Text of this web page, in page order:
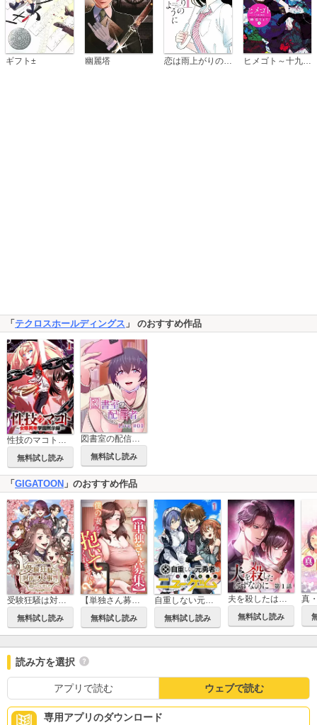
ギフト± 幽麗塔 ヒメゴト～十九歳の制服～
「 テクロスホールディングス 」 のおすすめ作品
性技のマコト～女尊男卑学園黙示録～【ソフト版】【フルカラー】【タテヨミ】
無料試し読み
図書室の配信者【ソフト版】【フルカラー】【タテヨミ】
無料試し読み
「 GIGATOON 」のおすすめ作品
受験狂騒は対岸の火事だと思っていました【フルカラー】【タテヨミ】
無料試し読み
【単独さん募集】僕の妻を抱いてくれませんか？【ソフト版】【フルカラー】【タテヨミ】
無料試し読み
自重しない元勇者の強くて楽しいニューゲーム【フルカラー】【タテヨミ】
無料試し読み
夫を殺したはずなのに【フルカラー】【タテヨミ】
無料試し読み
読み方を選択
アプリで読む ウェブで読む
専用アプリのダウンロード